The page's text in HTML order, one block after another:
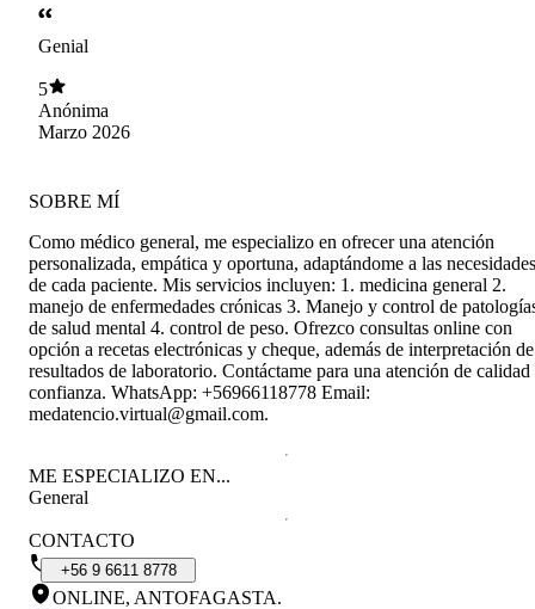
Genial
5
Anónima
Marzo 2026
SOBRE MÍ
Como médico general, me especializo en ofrecer una atención
personalizada, empática y oportuna, adaptándome a las necesidades
de cada paciente. Mis servicios incluyen: 1. medicina general 2.
manejo de enfermedades crónicas 3. Manejo y control de
de salud mental 4. control de peso. Ofrezco consultas online con
opción a recetas electrónicas y cheque, además de interpretación de
resultados de laboratorio. Contáctame para una atención de calidad
confianza. WhatsApp: +56966118778 Email:
medatencio.virtual@gmail.com.
ME ESPECIALIZO EN...
General
CONTACTO
+56 9 6611 8778
ONLINE, ANTOFAGASTA.